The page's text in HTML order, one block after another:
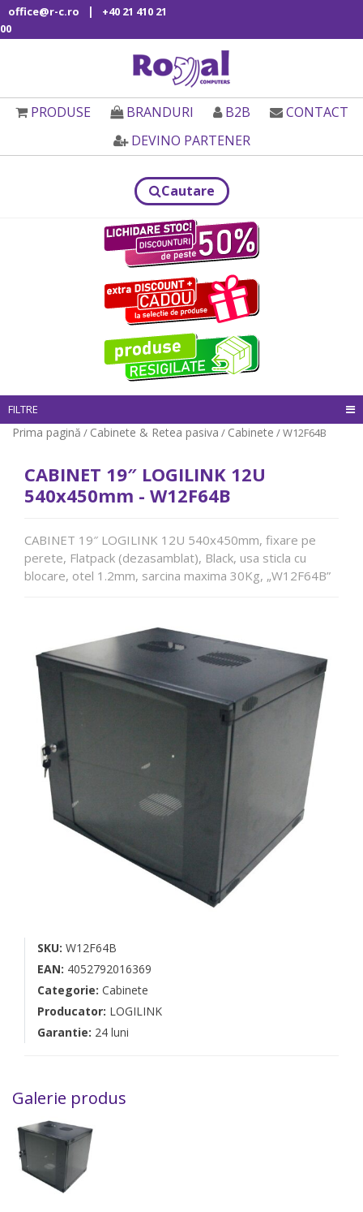
office@r-c.ro |
+40 21 410 21
00
PRODUSE BRANDURI B2B
CONTACT
DEVINO PARTENER
Cautare
FILTRE
Prima pagină / Cabinete & Retea pasiva / Cabinete / W12F64B
CABINET 19″ LOGILINK 12U
540x450mm - W12F64B
CABINET 19″ LOGILINK 12U 540x450mm, fixare pe
perete, Flatpack (dezasamblat), Black, usa sticla cu
blocare, otel 1.2mm, sarcina maxima 30Kg, „W12F64B”
SKU: W12F64B
EAN: 4052792016369
Categorie: Cabinete
Producator: LOGILINK
Garantie: 24 luni
Galerie produs